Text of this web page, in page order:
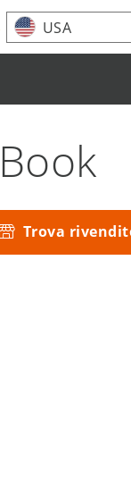
Choose
USA
Trova